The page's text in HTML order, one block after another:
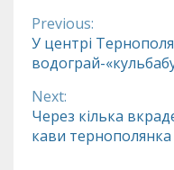
Continue
Reading
Previous:
У центрі
водограй-
Next:
Через кілька
кави тернополянка